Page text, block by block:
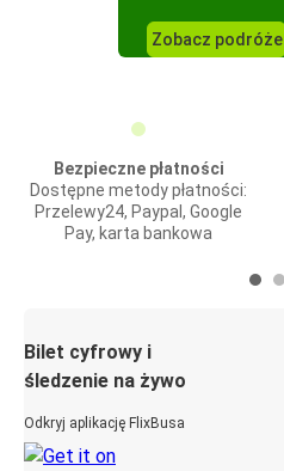
Zobacz podróże
Bezpieczne płatności
Dostępne metody płatności:
Przelewy24, Paypal, Google
Pay, karta bankowa
Bilet cyfrowy i
śledzenie na żywo
Odkryj aplikację FlixBusa